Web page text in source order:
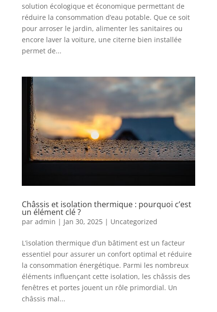
solution écologique et économique permettant de
réduire la consommation d’eau potable. Que ce soit
pour arroser le jardin, alimenter les sanitaires ou
encore laver la voiture, une citerne bien installée
permet de...
Châssis et isolation thermique : pourquoi c’est
un élément clé ?
par admin | Jan 30, 2025| Uncategorized
L’isolation thermique d’un bâtiment est un facteur
essentiel pour assurer un confort optimal et réduire
la consommation énergétique. Parmi les nombreux
éléments influençant cette isolation, les châssis des
fenêtres et portes jouent un rôle primordial. Un
châssis mal...